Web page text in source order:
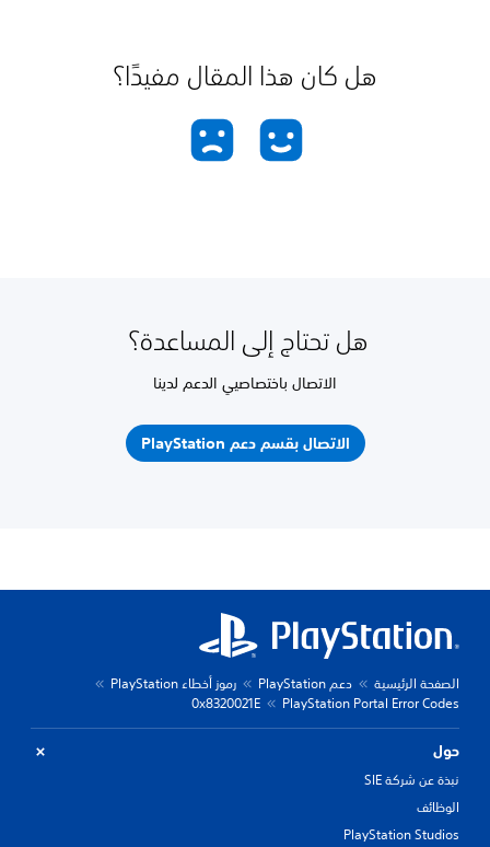
هل كان هذا المقال مفيدًا؟
هل تحتاج إلى المساعدة؟
الاتصال باختصاصيي الدعم لدينا
الاتصال بقسم دعم PlayStation
الصفحة الرئيسية دعم PlayStation
رموز أخطاء PlayStation
PlayStation Portal Error Codes
0x8320021E
حول
نبذة عن شركة SIE
الوظائف
PlayStation Studios